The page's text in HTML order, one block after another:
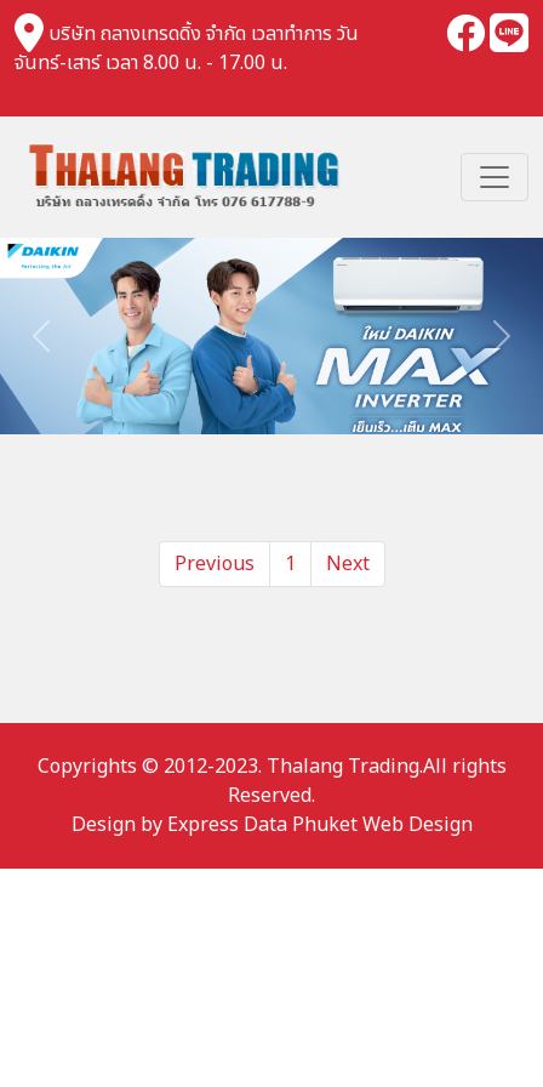
บริษัท ถลางเทรดดิ้ง จำกัด เวลาทำการ วัน
จันทร์-เสาร์ เวลา 8.00 น. - 17.00 น.
Previous Next
Previous 1 Next
Copyrights © 2012-2023. Thalang Trading.All rights
Reserved.
Design by Express Data Phuket Web Design